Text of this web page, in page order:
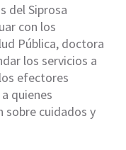
del Siprosa
con los
Pública, doctora
los servicios a
efectores
quienes
sobre cuidados y